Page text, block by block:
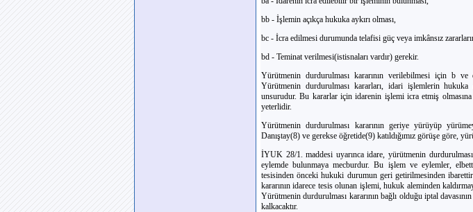
bb - İşlemin açıkça hukuka aykırı olması,
bc - İcra edilmesi durumunda telafisi güç veya imkânsız
bd - Teminat verilmesi(istisnaları vardır) gerekir.
Yürütmenin durdurulması kararının verilebilmesi için b ve
Yürütmenin durdurulması kararları, idari işlemlerin
unsurudur. Bu kararlar için idarenin işlemi icra etmiş
yeterlidir.
Yürütmenin durdurulması kararının geriye yürüyüp
Danıştay(8) ve gerekse öğretide(9) katıldığımız görüşe göre,
İYUK 28/1. maddesi uyarınca idare, yürütmenin
eylemde bulunmaya mecburdur. Bu işlem ve eylemler,
tesisinden önceki hukuki durumun geri getirilmesinden
kararının idarece tesis olunan işlemi, hukuk aleminden
Yürütmenin durdurulması kararının bağlı olduğu iptal
kalkacaktır.